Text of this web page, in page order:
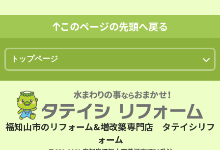
このページの先頭へ戻る
福知山市のリフォーム&増改築専門店 タテイシリフ
ォーム